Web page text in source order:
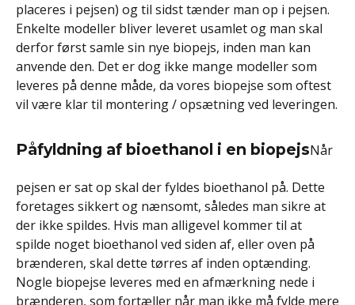
placeres i pejsen) og til sidst tænder man op i pejsen.
Enkelte modeller bliver leveret usamlet og man skal
derfor først samle sin nye biopejs, inden man kan
anvende den. Det er dog ikke mange modeller som
leveres på denne måde, da vores biopejse som oftest
vil være klar til montering / opsætning ved leveringen.
Påfyldning af bioethanol i en biopejsNår
pejsen er sat op skal der fyldes bioethanol på. Dette
foretages sikkert og nænsomt, således man sikre at
der ikke spildes. Hvis man alligevel kommer til at
spilde noget bioethanol ved siden af, eller oven på
brænderen, skal dette tørres af inden optænding.
Nogle biopejse leveres med en afmærkning nede i
brænderen, som fortæller når man ikke må fylde mere